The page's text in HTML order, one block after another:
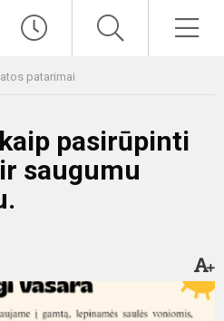
patarimai
pasirūpinti
saugumu